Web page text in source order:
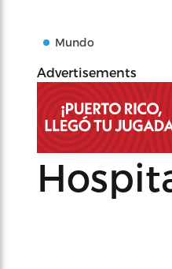
Mundo
Advertisements